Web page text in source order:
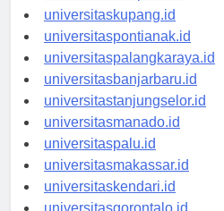
universitasdenpasar.id
universitaskupang.id
universitaspontianak.id
universitaspalangkaraya.id
universitasbanjarbaru.id
universitastanjungselor.id
universitasmanado.id
universitaspalu.id
universitasmakassar.id
universitaskendari.id